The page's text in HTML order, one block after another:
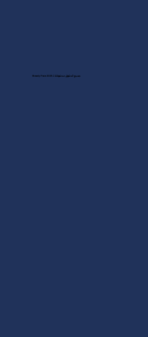
جميع الحقوق محفوظة لـ Steady Pace 2025